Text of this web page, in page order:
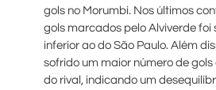
gols no Morumbi. Nos últimos
gols marcados pelo Alviverde
inferior ao do São Paulo. Além
sofrido um maior número de
do rival, indicando um